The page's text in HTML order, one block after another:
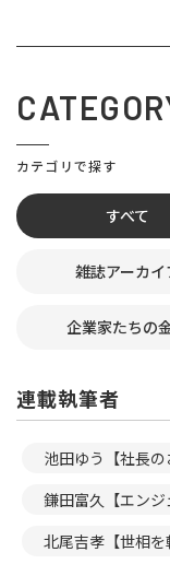
カテゴリで探す
すべて
雑誌アーカイ
企業家たちの
連載執筆者
池田ゆう【社長の
鎌田富久【エンジ
北尾吉孝【世相を